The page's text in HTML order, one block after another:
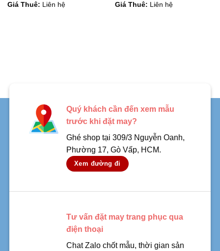
Giá Thuê: Liên hệ
Giá Thuê: Liên hệ
Quý khách cần đến xem mẫu
trước khi đặt may?
Ghé shop tại 309/3 Nguyễn Oanh,
Phường 17, Gò Vấp, HCM.
Xem đường đi
Tư vấn đặt may trang phục qua
điện thoại
Chat Zalo chốt mẫu, thời gian sản